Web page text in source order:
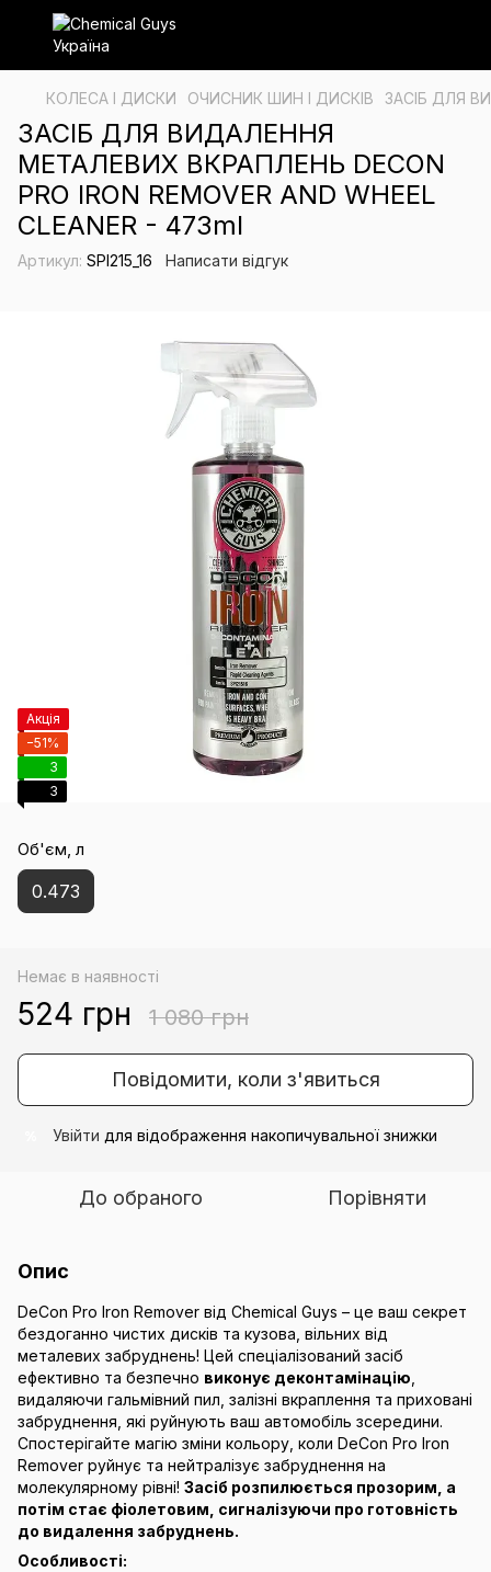
КОЛЕСА І ДИСКИ ОЧИСНИК ШИН І ДИСКІВ ЗАСІБ ДЛЯ
ЗАСІБ ДЛЯ ВИДАЛЕННЯ
МЕТАЛЕВИХ ВКРАПЛЕНЬ DECON
PRO IRON REMOVER AND WHEEL
CLEANER - 473ml
Артикул: SPI215_16 Написати відгук
Акція
−51%
3
3
Об'єм, л
0.473
Немає в наявності
524 грн 1 080 грн
Повідомити, коли з'явиться
Увійти для відображення накопичувальної знижки
До обраного Порівняти
Опис
DeCon Pro Iron Remover від Chemical Guys – це ваш секрет
бездоганно чистих дисків та кузова, вільних від
металевих забруднень! Цей спеціалізований засіб
ефективно та безпечно виконує деконтамінацію
видаляючи гальмівний пил, залізні вкраплення та приховані
забруднення, які руйнують ваш автомобіль зсередини.
Спостерігайте магію зміни кольору, коли DeCon Pro Iron
Remover руйнує та нейтралізує забруднення на
молекулярному рівні! Засіб розпилюється прозорим, а
потім стає фіолетовим, сигналізуючи про готовність
до видалення забруднень.
Особливості: